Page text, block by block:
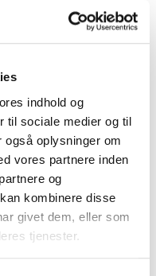
indhold og
til sociale medier og til
oplysninger om
vores partnere inden
og
kombinere disse
givet dem, eller som
tjenester.